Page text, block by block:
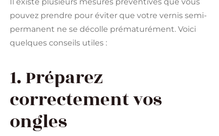
pouvez prendre pour éviter que votre vernis semi-
permanent ne se décolle prématurément. Voici
quelques conseils utiles :
1. Préparez
correctement vos
ongles